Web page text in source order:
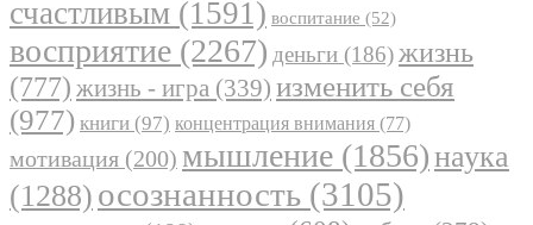
счастливым (1591) воспитание (52)
восприятие (2267) деньги (186)жизнь
(777) жизнь - игра (339) изменить себя
(977) книги (97) концентрация внимания (77)
мотивация (200) мышление (1856)наука
(1288) осознанность (3105)